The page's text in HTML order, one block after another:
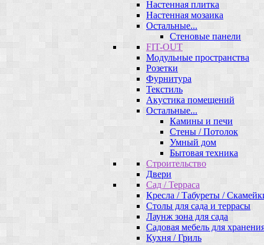
Настенная плитка
Настенная мозаика
Остальные...
Стеновые панели
FIT-OUT
Модульные пространства
Розетки
Фурнитура
Текстиль
Акустика помещений
Остальные...
Камины и печи
Стены / Потолок
Умный дом
Бытовая техника
Строительство
Двери
Сад / Терраса
Кресла / Табуреты /
Столы для сада и террасы
Лаунж зона для сада
Садовая мебель для
Кухня / Гриль